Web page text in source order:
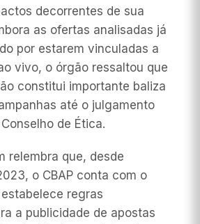
decorrentes de sua
as ofertas analisadas já
por estarem vinculadas a
vivo, o órgão ressaltou que
constitui importante baliza
até o julgamento
de Ética.
relembra que, desde
o CBAP conta com o
regras
a publicidade de apostas